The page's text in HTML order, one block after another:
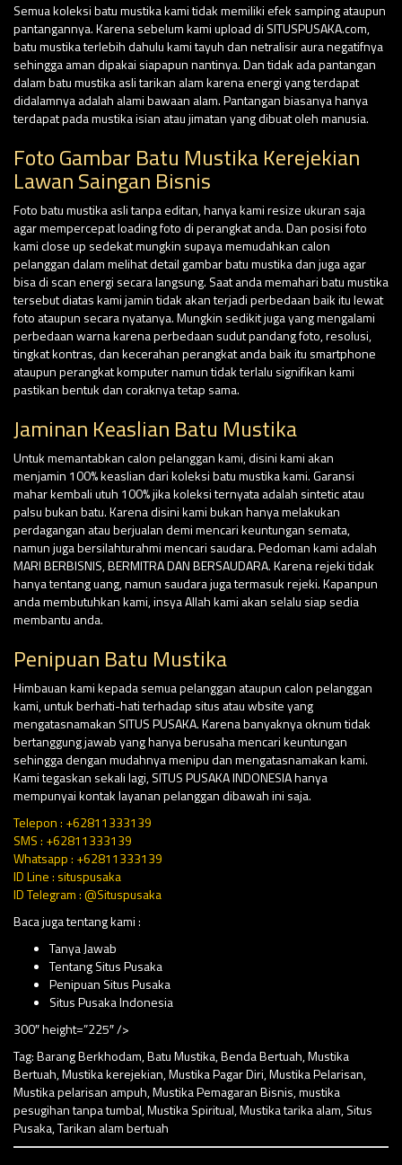
Semua koleksi batu mustika kami tidak memiliki efek samping ataupun
pantangannya. Karena sebelum kami upload di SITUSPUSAKA.com,
batu mustika terlebih dahulu kami tayuh dan netralisir aura negatifnya
sehingga aman dipakai siapapun nantinya. Dan tidak ada pantangan
dalam batu mustika asli tarikan alam karena energi yang terdapat
didalamnya adalah alami bawaan alam. Pantangan biasanya hanya
terdapat pada mustika isian atau jimatan yang dibuat oleh manusia.
Foto Gambar Batu Mustika Kerejekian
Lawan Saingan Bisnis
Foto batu mustika asli tanpa editan, hanya kami resize ukuran saja
agar mempercepat loading foto di perangkat anda. Dan posisi foto
kami close up sedekat mungkin supaya memudahkan calon
pelanggan dalam melihat detail gambar batu mustika dan juga agar
bisa di scan energi secara langsung. Saat anda memahari batu mustika
tersebut diatas kami jamin tidak akan terjadi perbedaan baik itu lewat
foto ataupun secara nyatanya. Mungkin sedikit juga yang mengalami
perbedaan warna karena perbedaan sudut pandang foto, resolusi,
tingkat kontras, dan kecerahan perangkat anda baik itu smartphone
ataupun perangkat komputer namun tidak terlalu signifikan kami
pastikan bentuk dan coraknya tetap sama.
Jaminan Keaslian Batu Mustika
Untuk memantabkan calon pelanggan kami, disini kami akan
menjamin 100% keaslian dari koleksi batu mustika kami. Garansi
mahar kembali utuh 100% jika koleksi ternyata adalah sintetic atau
palsu bukan batu. Karena disini kami bukan hanya melakukan
perdagangan atau berjualan demi mencari keuntungan semata,
namun juga bersilahturahmi mencari saudara. Pedoman kami adalah
MARI BERBISNIS, BERMITRA DAN BERSAUDARA. Karena rejeki tidak
hanya tentang uang, namun saudara juga termasuk rejeki. Kapanpun
anda membutuhkan kami, insya Allah kami akan selalu siap sedia
membantu anda.
Penipuan Batu Mustika
Himbauan kami kepada semua pelanggan ataupun calon pelanggan
kami, untuk berhati-hati terhadap situs atau wbsite yang
mengatasnamakan SITUS PUSAKA. Karena banyaknya oknum tidak
bertanggung jawab yang hanya berusaha mencari keuntungan
sehingga dengan mudahnya menipu dan mengatasnamakan kami.
Kami tegaskan sekali lagi, SITUS PUSAKA INDONESIA hanya
mempunyai kontak layanan pelanggan dibawah ini saja.
Telepon : +62811333139
SMS : +62811333139
Whatsapp : +62811333139
ID Line : situspusaka
ID Telegram : @Situspusaka
Baca juga tentang kami :
Tanya Jawab
Tentang Situs Pusaka
Penipuan Situs Pusaka
Situs Pusaka Indonesia
300″ height=”225″ />
Tag:Barang Berkhodam,Batu Mustika,Benda Bertuah,Mustika
Bertuah,Mustika kerejekian,Mustika Pagar Diri,Mustika Pelarisan,
Mustika pelarisan ampuh,Mustika Pemagaran Bisnis,mustika
pesugihan tanpa tumbal,Mustika Spiritual,Mustika tarika alam,Situs
Pusaka,Tarikan alam bertuah